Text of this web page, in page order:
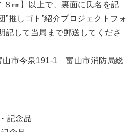
８㎜】以上で、裏面に氏名を記
”推しゴト”紹介プロジェクトフォ
記して当局まで郵送してくださ
市今泉191-1 富山市消防局総
記念品